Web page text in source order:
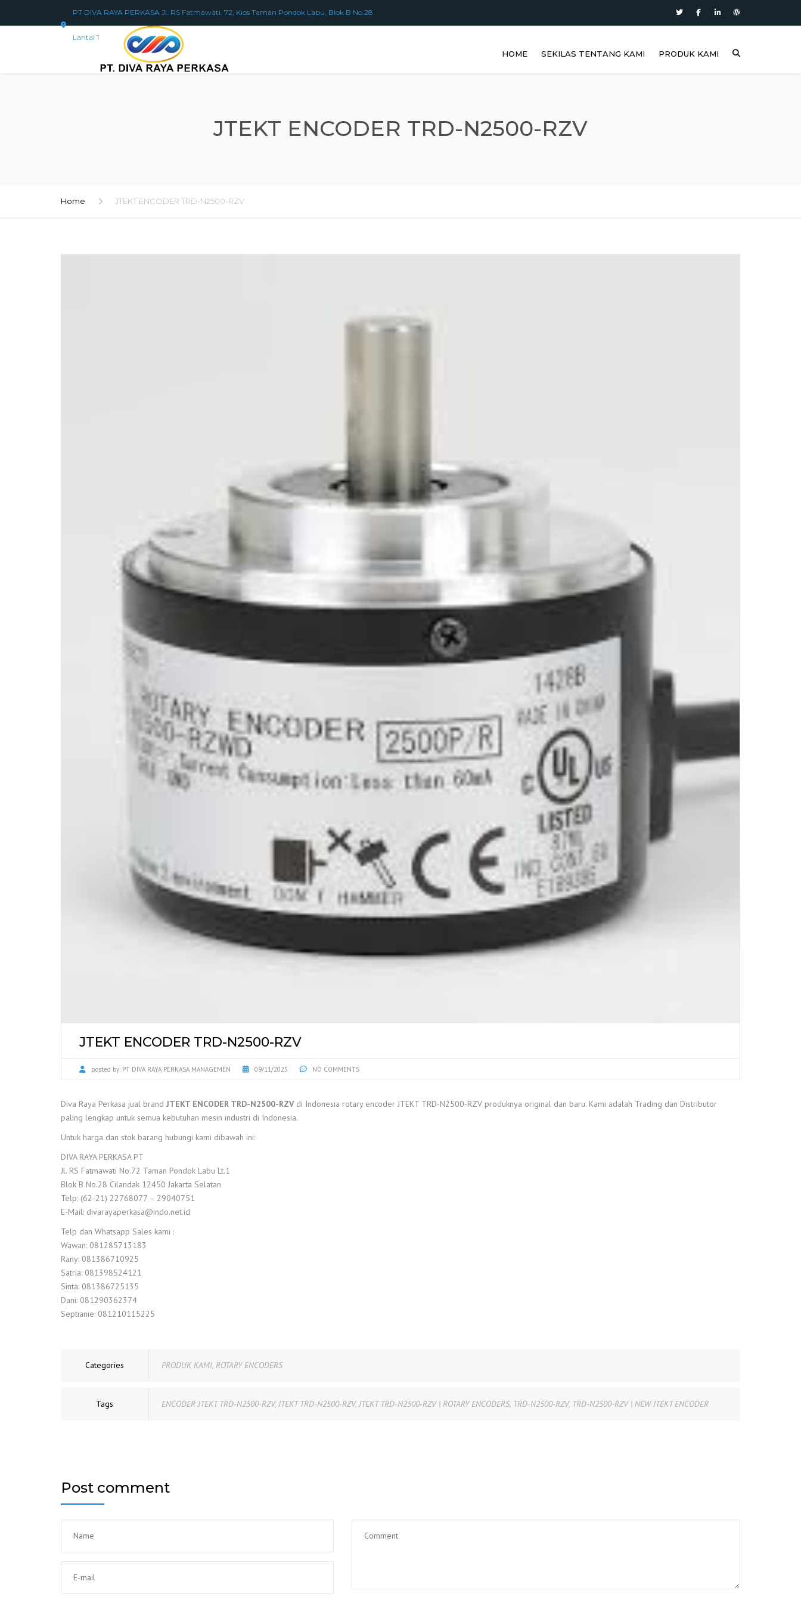
PT DIVA RAYA PERKASA Jl. RS Fatmawati. 72, Kios Taman Pondok Labu, Blok B No.28
Lantai 1
HOME SEKILAS TENTANG KAMI PRODUK KAMI
JTEKT ENCODER TRD-N2500-RZV
Home JTEKT ENCODER TRD-N2500-RZV
JTEKT ENCODER TRD-N2500-RZV
posted by: PT DIVA RAYA PERKASA MANAGEMEN 09/11/2025 NO COMMENTS
Diva Raya Perkasa jual brand JTEKT ENCODER TRD-N2500-RZVdi Indonesia rotary encoder JTEKT TRD-N2500-RZV produknya original dan baru. Kami adalah Trading dan Distributor
paling lengkap untuk semua kebutuhan mesin industri di Indonesia.
Untuk harga dan stok barang hubungi kami dibawah ini:
DIVA RAYA PERKASA PT
Jl. RS Fatmawati No.72 Taman Pondok Labu Lt.1
Blok B No.28 Cilandak 12450 Jakarta Selatan
Telp: (62-21) 22768077 – 29040751
E-Mail: divarayaperkasa@indo.net.id
Telp dan Whatsapp Sales kami :
Wawan: 081285713183
Rany: 081386710925
Satria: 081398524121
Sinta: 081386725135
Dani: 081290362374
Septianie: 081210115225
Categories PRODUK KAMI, ROTARY ENCODERS
Tags ENCODER JTEKT TRD-N2500-RZV,JTEKT TRD-N2500-RZV,JTEKT TRD-N2500-RZV | ROTARY ENCODERS, TRD-N2500-RZV, TRD-N2500-RZV | NEW JTEKT ENCODER
Post comment